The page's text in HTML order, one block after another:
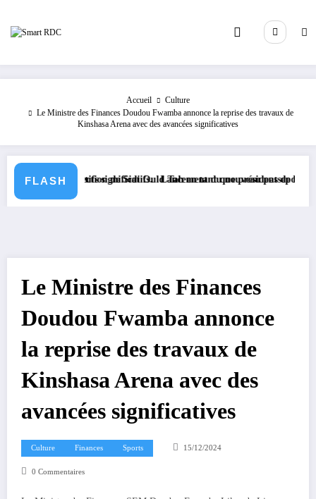
contenu
Accueil
Culture
Le Ministre des Finances Doudou Fwamba annonce la reprise des travaux de
Kinshasa Arena avec des avancées significatives
FLASH
législatifs significatifs.
à l’élection de Sidi Ould Tah en tant que président de la Banque
Lancement du nouveau passeport
Le Ministre des Finances
Doudou Fwamba annonce
la reprise des travaux de
Kinshasa Arena avec des
avancées significatives
Culture Finances Sports 15/12/2024
0 Commentaires